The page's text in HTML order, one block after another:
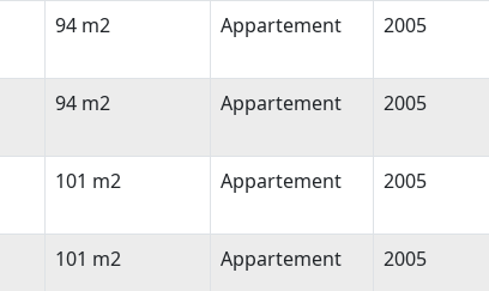
94 m2 Appartement 2005
94 m2 Appartement 2005
101 m2 Appartement 2005
101 m2 Appartement 2005